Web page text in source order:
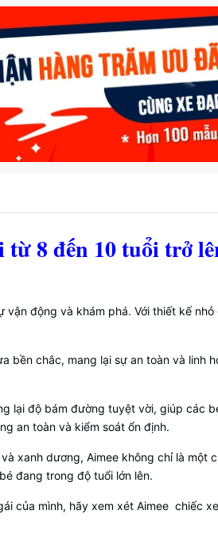
từ 8 đến 10 tuổi trở
động và khám phá. Với thiết kế
chắc, mang lại sự an toàn và linh
lại độ bám đường tuyệt vời, giúp các
an toàn và kiểm soát ổn định.
xanh dương, Aimee không chỉ là
đang trong độ tuổi lớn lên.
của mình, hãy xem xét Aimee chiếc